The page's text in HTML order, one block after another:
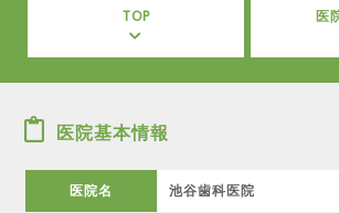
TOP 医
医院基本情報
医院名 池谷歯科医院